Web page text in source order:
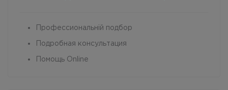
Профессиональній подбор
Подробная консультация
Помощь Online